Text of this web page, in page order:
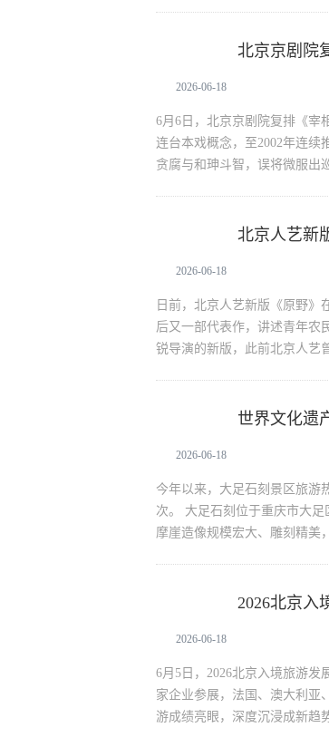
北京京剧院
2026-06-18
6月6日，北京京剧院复排《宰
连台本戏概念，至2002年连续
贪腐与和珅斗智，误将微服出
北京人艺新
2026-06-18
日前，北京人艺新版《原野》
后又一部代表作，讲述青年农
锐导演的新版，此前北京人艺
世界文化遗
2026-06-18
今年以来，大足石刻景区旅游
次。 大足石刻位于重庆市大
摩崖造像规模宏大、雕刻精美
2026北京入
2026-06-18
6月5日，2026北京入境旅游
家企业参展，法国、澳大利亚
游成绩亮眼，深度沉浸成新趋